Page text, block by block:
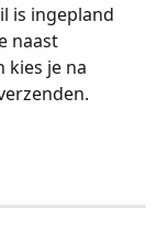
is ingepland
naast
kies je na